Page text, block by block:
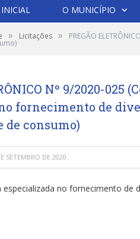
O MUNICÍPIO
» Licitações » PREGÃO
Nº 9/2020-025
fornecimento de
de consumo)
SETEMBRO DE 2020
no fornecimento de